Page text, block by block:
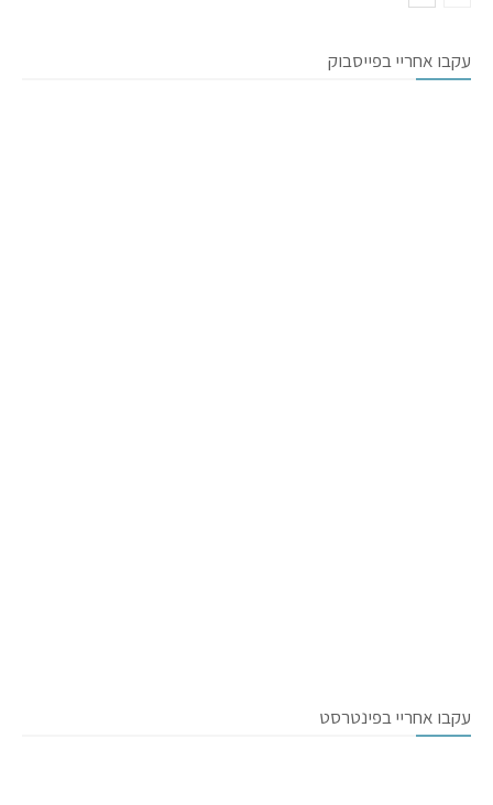
עקבו אחריי בפייסבוק
עקבו אחריי בפינטרסט